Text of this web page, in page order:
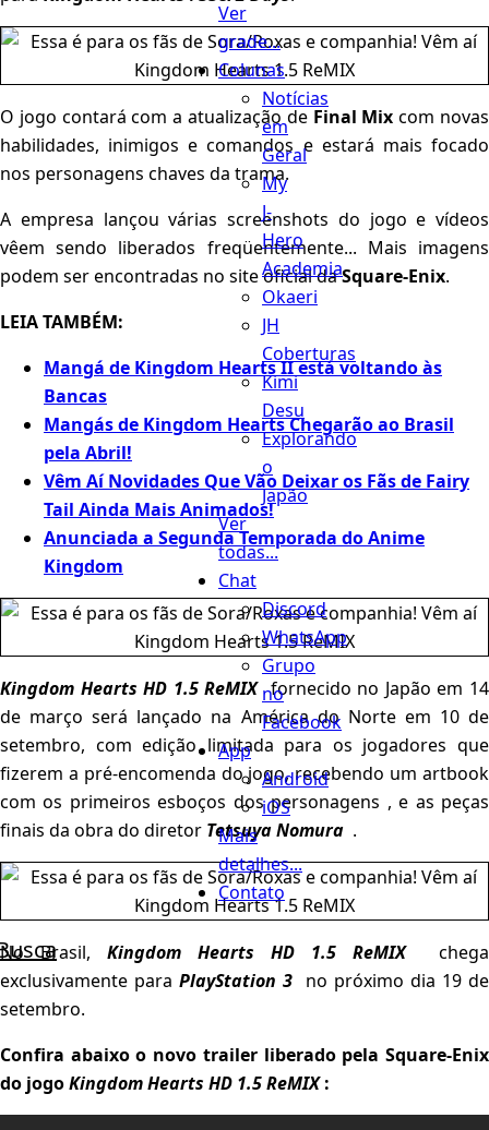
Ver
grade...
Colunas
Notícias
em
Geral
My
J-
Hero
Academia
Okaeri
JH
Coberturas
Kimi
Desu
Explorando
o
Japão
Ver
todas...
Chat
Discord
WhatsApp
Grupo
no
Facebook
App
Android
iOS
Mais
detalhes...
Contato
O jogo contará com a atualização de Final Mixcom novas
habilidades, inimigos e comandos e estará mais focado
nos personagens chaves da trama.
A empresa lançou várias screenshots do jogo e vídeos
vêem sendo liberados freqüentemente... Mais imagens
podem ser encontradas no site oficial daSquare-Enix.
LEIA TAMBÉM:
Mangá de Kingdom Hearts II está voltando às
Bancas
Mangás de Kingdom Hearts Chegarão ao Brasil
pela Abril!
Vêm Aí Novidades Que Vão Deixar os Fãs de Fairy
Tail Ainda Mais Animados!
Anunciada a Segunda Temporada do Anime
Kingdom
Kingdom Hearts HD 1.5 ReMIXfornecido no Japão em 14
de março será lançado na América do Norte em 10 de
setembro, com edição limitada para os jogadores que
fizerem a pré-encomenda do jogo, recebendo um artbook
com os primeiros esboços dos personagens , e as peças
finais da obra do diretor Tetsuya Nomura .
No Brasil, Kingdom Hearts HD 1.5 ReMIXchega
exclusivamente para PlayStation 3 no próximo dia 19 de
setembro.
Confira abaixo o novo trailer liberado pela Square-Enix
do jogoKingdom Hearts HD 1.5 ReMIX: